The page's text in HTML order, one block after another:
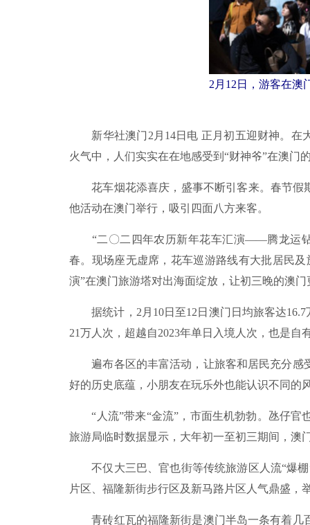
2月12日，游客在澳
新华社澳门2月14日电 正月初五迎财神。在
火气中，人们实实在在地感受到“财神爷”在澳门
花车烟花添喜庆，盛事不断引客来。春节假
他活动在澳门举行，吸引四面八方来客。
“二〇二四年农历新年花车汇演——腾龙运钻
春。现场座无虚席，花车巡游路线有大批居民
演”在澳门旅游塔对出海面绽放，让初三晚的澳
据统计，2月10日至12日澳门日均旅客达16.7
21万人次，超越自2023年单日入境人次，也是自
遍布各区的丰富活动，让旅客和居民充分感
好的历史底蕴，小朋友在玩乐外也能认识不同的
“人流”带来“金流”，市面生机勃勃。氹仔官
旅游局临时数据显示，大年初一至初三期间，澳
不仅大三巴、官也街等传统旅游区人流“爆棚
片区、福隆新街步行区及新马路片区人气鼎盛
青砖红瓦的福隆新街是澳门半岛一条有着几